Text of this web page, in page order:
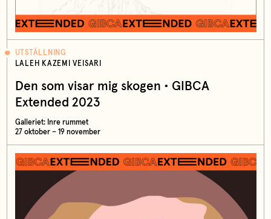
UTSTÄLLNING
LALEH KAZEMI VEISARI
Den som visar mig skogen • GIBCA
Extended 2023
Galleriet: Inre rummet
27 oktober – 19 november